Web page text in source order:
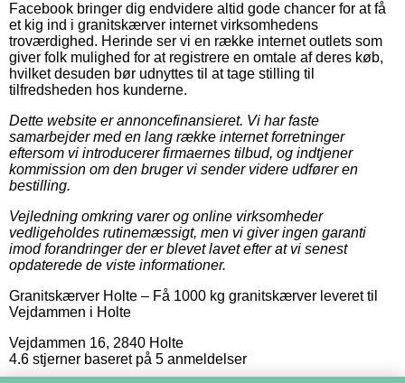
Facebook bringer dig endvidere altid gode chancer for at få
et kig ind i granitskærver internet virksomhedens
troværdighed. Herinde ser vi en række internet outlets som
giver folk mulighed for at registrere en omtale af deres køb,
hvilket desuden bør udnyttes til at tage stilling til
tilfredsheden hos kunderne.
Dette website er annoncefinansieret. Vi har faste
samarbejder med en lang række internet forretninger
eftersom vi introducerer firmaernes tilbud, og indtjener
kommission om den bruger vi sender videre udfører en
bestilling.
Vejledning omkring varer og online virksomheder
vedligeholdes rutinemæssigt, men vi giver ingen garanti
imod forandringer der er blevet lavet efter at vi senest
opdaterede de viste informationer.
Granitskærver Holte – Få 1000 kg granitskærver leveret til
Vejdammen i Holte
Vejdammen 16, 2840 Holte
4.6 stjerner baseret på 5 anmeldelser